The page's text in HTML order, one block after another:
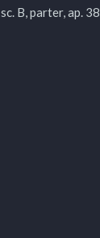
B, parter, ap. 38